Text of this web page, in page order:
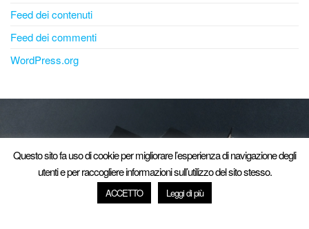
Feed dei contenuti
Feed dei commenti
WordPress.org
© 2020-2025Studio Legale Tufano – P.I. 07991211215
Saviano (NA), via Antonio Ciccone 52
Privacy Policy
Questo sito fa uso di cookie per migliorare l’esperienza di navigazione degli
utenti e per raccogliere informazioni sull’utilizzo del sito stesso.
ACCETTO Leggi di più